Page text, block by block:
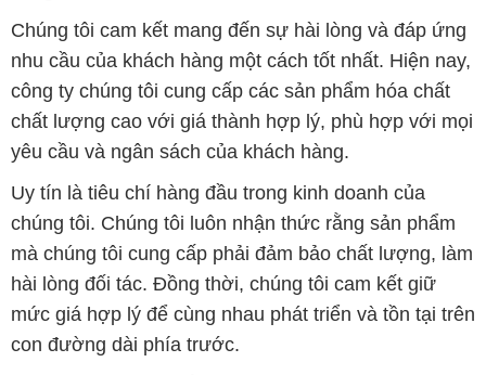
Chúng tôi cam kết mang đến sự hài lòng và đáp ứng
nhu cầu của khách hàng một cách tốt nhất. Hiện nay,
công ty chúng tôi cung cấp các sản phẩm hóa chất
chất lượng cao với giá thành hợp lý, phù hợp với mọi
yêu cầu và ngân sách của khách hàng.
Uy tín là tiêu chí hàng đầu trong kinh doanh của
chúng tôi. Chúng tôi luôn nhận thức rằng sản phẩm
mà chúng tôi cung cấp phải đảm bảo chất lượng, làm
hài lòng đối tác. Đồng thời, chúng tôi cam kết giữ
mức giá hợp lý để cùng nhau phát triển và tồn tại trên
con đường dài phía trước.